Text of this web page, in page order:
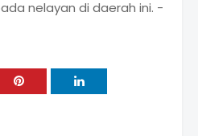
nelayan di daerah ini. -